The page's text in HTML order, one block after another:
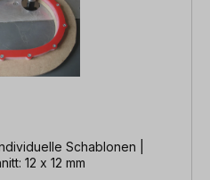
Schablonen |
12 x 12 mm